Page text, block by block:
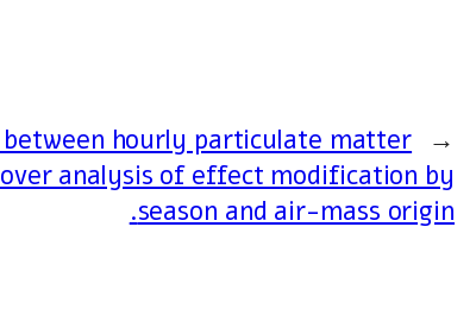
←
hourly particulate matter
analysis of effect modification by
season and air-mass origin.